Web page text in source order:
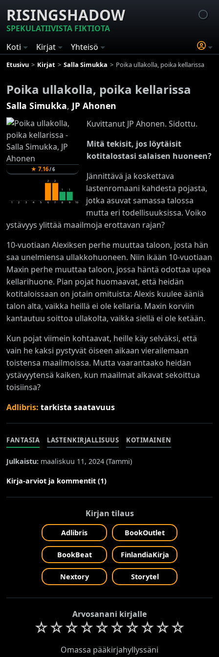
RISINGSHADOW
SPEKULATIIVISTA FIKTIOTA
Koti
Kirjat Yhteisö
Etusivu Kirjat Salla Simukka Poika ullakolla, poika kellarissa
Poika ullakolla, poika kellarissa
Salla Simukka, JP Ahonen
★ 7.16/6
1 2 3 4 5
2
6
2
7
1
8
1
9 10
Kuvittanut JP Ahonen. Sidottu.
Mitä tekisit, jos löytäisit
kotitalostasi salaisen huoneen?
Jännittävä ja koskettava
lastenromaani kahdesta pojasta,
jotka asuvat samassa talossa
mutta eri todellisuuksissa. Voiko
ystävyys ylittää maailmoja erottavan rajan?
10-vuotiaan Alexiksen perhe muuttaa taloon, josta hän
saa unelmiensa ullakkohuoneen. Niin ikään 10-vuotiaan
Maxin perhe muuttaa taloon, jossa häntä odottaa upea
kellarihuone. Pian pojat huomaavat, että heidän
kotitaloissaan on jotain omituista: Alexis kuulee ääniä
talon alta, vaikka heillä ei ole kellaria. Maxin korviin
kantautuu soittoa ullakolta, vaikka siellä ei ole ketään.
Kun pojat viimein kohtaavat, heille käy selväksi, että
vain he kaksi pystyvät öiseen aikaan vierailemaan
toistensa maailmoissa. Mutta vaarantaako heidän
ystävyytensä kaiken, kun maailmat alkavat sekoittua
toisiinsa?
Adlibris:tarkista saatavuus
FANTASIA LASTENKIRJALLISUUS KOTIMAINEN
Julkaistu: maaliskuu 11, 2024 (Tammi)
Kirja-arviot ja kommentit (1)
Kirjan tilaus
Adlibris BookOutlet
BookBeat FinlandiaKirja
Nextory Storytel
Arvosanani kirjalle
☆☆☆☆☆☆☆☆☆☆
Omassa pääkirjahyllyssäni